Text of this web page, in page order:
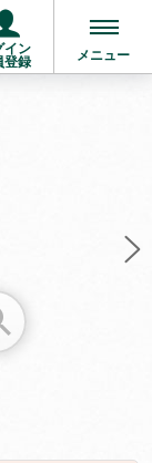
イン
登録
メニュー